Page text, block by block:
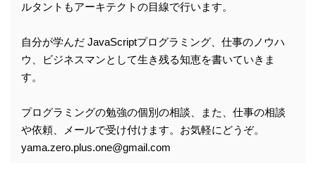
ルタントもアーキテクトの目線で行います。
自分が学んだ JavaScriptプログラミング、仕事のノウハ
ウ、ビジネスマンとして生き残る知恵を書いていきま
す。
プログラミングの勉強の個別の相談、また、仕事の相談
や依頼、メールで受け付けます。お気軽にどうぞ。
yama.zero.plus.one@gmail.com